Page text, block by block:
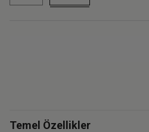
Temel Özellikler